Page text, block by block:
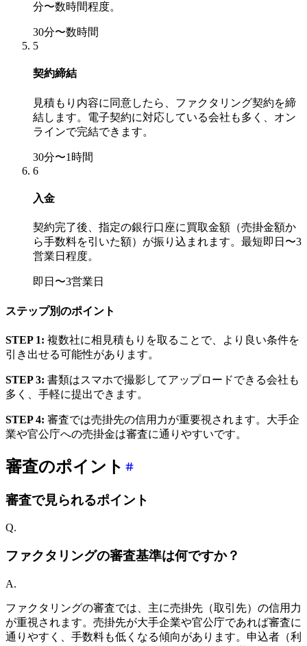
分〜数時間程度。
30分〜数時間
5
契約締結
見積もり内容に同意したら、ファクタリング契約を締
結します。電子契約に対応している会社も多く、オン
ラインで完結できます。
30分〜1時間
6
入金
契約完了後、指定の銀行口座に買取金額（売掛金額か
ら手数料を引いた額）が振り込まれます。最短即日〜3
営業日程度。
即日〜3営業日
ステップ別のポイント
STEP 1: 複数社に相見積もりを取ることで、より良い条件を
引き出せる可能性があります。
STEP 3: 書類はスマホで撮影してアップロードできる会社も
多く、手軽に提出できます。
STEP 4: 審査では売掛先の信用力が重要視されます。大手企
業や官公庁への売掛金は審査に通りやすいです。
審査のポイント
審査で見られるポイント
Q.
ファクタリングの審査基準は何ですか？
A.
ファクタリングの審査では、主に売掛先（取引先）の信用力
が重視されます。売掛先が大手企業や官公庁であれば審査に
通りやすく、手数料も低くなる傾向があります。申込者（利